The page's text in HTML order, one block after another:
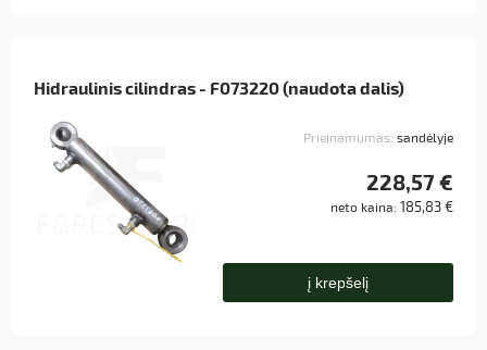
Hidraulinis cilindras - F073220 (naudota dalis)
Prieinamumas: sandėlyje
228,57 €
neto kaina: 185,83 €
į krepšelį